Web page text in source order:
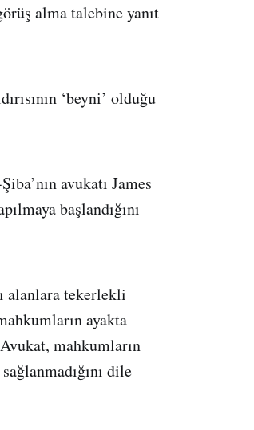
alma talebine yanıt
‘beyni’ olduğu
avukatı James
başlandığını
alanlara tekerlekli
ayakta
mahkumların
dile